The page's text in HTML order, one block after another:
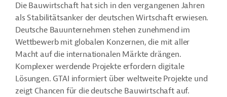
Die Bauwirtschaft hat sich in den vergangenen Jahren
als Stabilitätsanker der deutschen Wirtschaft erwiesen.
Deutsche Bauunternehmen stehen zunehmend im
Wettbewerb mit globalen Konzernen, die mit aller
Macht auf die internationalen Märkte drängen.
Komplexer werdende Projekte erfordern digitale
Lösungen. GTAI informiert über weltweite Projekte und
zeigt Chancen für die deutsche Bauwirtschaft auf.